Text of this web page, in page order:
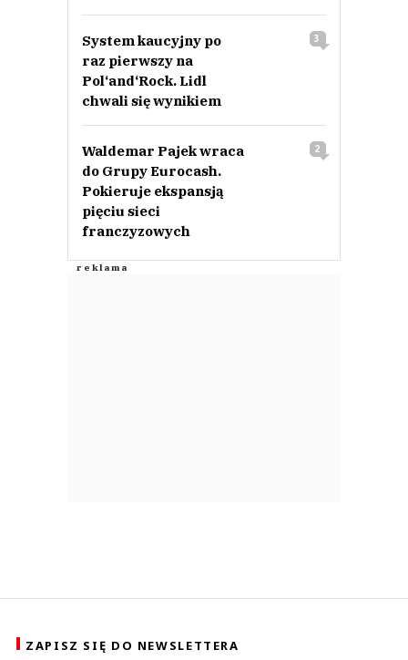
System kaucyjny po
raz pierwszy na
Pol‘and‘Rock. Lidl
chwali się wynikiem
3
Waldemar Pajek wraca
do Grupy Eurocash.
Pokieruje ekspansją
pięciu sieci
franczyzowych
2
ZAPISZ SIĘ DO NEWSLETTERA